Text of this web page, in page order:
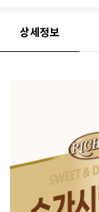
상세정보